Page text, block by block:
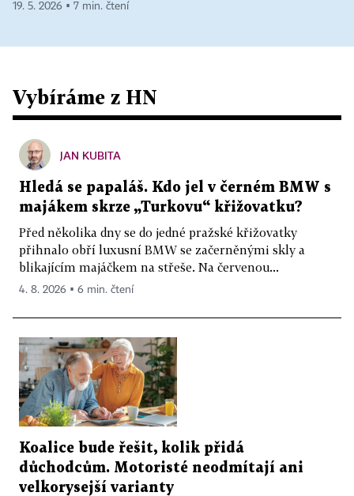
19. 5. 2026 ▪ 7 min. čtení
Vybíráme z HN
JAN KUBITA
Hledá se papaláš. Kdo jel v černém BMW s
majákem skrze „Turkovu“ křižovatku?
Před několika dny se do jedné pražské křižovatky
přihnalo obří luxusní BMW se začerněnými skly a
blikajícím majáčkem na střeše. Na červenou...
4. 8. 2026 ▪ 6 min. čtení
Koalice bude řešit, kolik přidá
důchodcům. Motoristé neodmítají ani
velkorysejší varianty